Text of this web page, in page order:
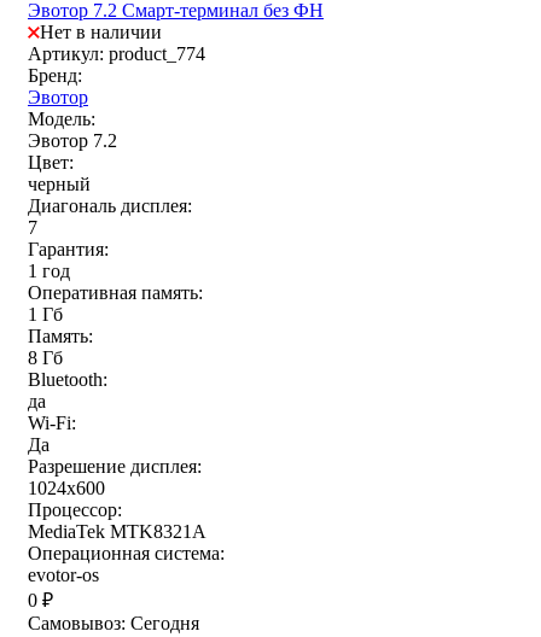
Эвотор 7.2 Смарт-терминал без ФН
Нет в наличии
Артикул: product_774
Бренд:
Эвотор
Модель:
Эвотор 7.2
Цвет:
черный
Диагональ дисплея:
7
Гарантия:
1 год
Оперативная память:
1 Гб
Память:
8 Гб
Bluetooth:
да
Wi-Fi:
Да
Разрешение дисплея:
1024х600
Процессор:
MediaTek MTK8321A
Операционная система:
evotor-os
0 ₽
Самовывоз: Сегодня